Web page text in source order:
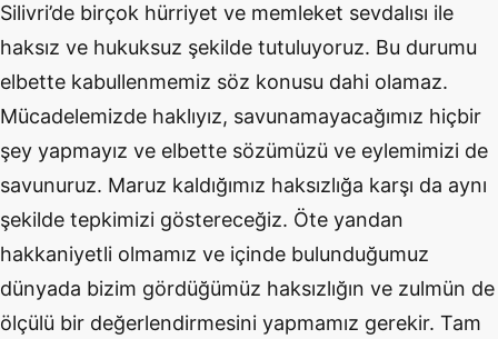
Silivri’de birçok hürriyet ve memleket sevdalısı ile
haksız ve hukuksuz şekilde tutuluyoruz. Bu durumu
elbette kabullenmemiz söz konusu dahi olamaz.
Mücadelemizde haklıyız, savunamayacağımız hiçbir
şey yapmayız ve elbette sözümüzü ve eylemimizi de
savunuruz. Maruz kaldığımız haksızlığa karşı da aynı
şekilde tepkimizi göstereceğiz. Öte yandan
hakkaniyetli olmamız ve içinde bulunduğumuz
dünyada bizim gördüğümüz haksızlığın ve zulmün de
ölçülü bir değerlendirmesini yapmamız gerekir. Tam